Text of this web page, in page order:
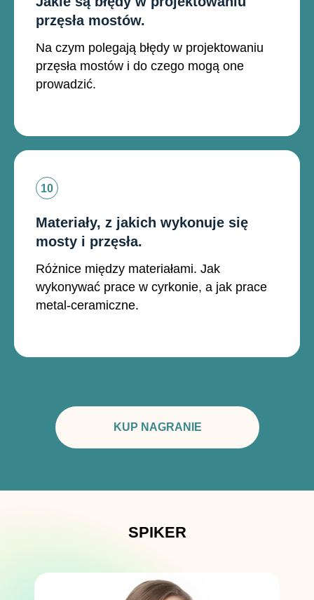
przęsła mostów.
Na czym polegają błędy w projektowaniu
przęsła mostów i do czego mogą one
prowadzić.
Materiały, z jakich wykonuje się
mosty i przęsła.
Różnice między materiałami. Jak
wykonywać prace w cyrkonie, a jak prace
metal-ceramiczne.
KUP NAGRANIE
SPIKER